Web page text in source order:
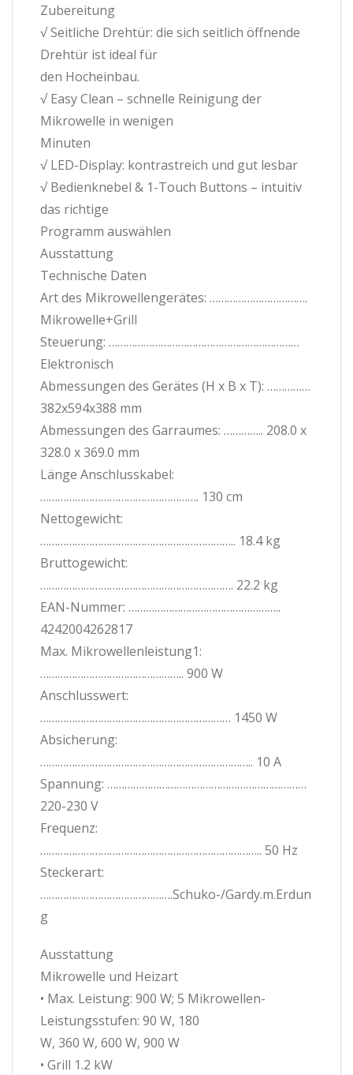
Zubereitung
√ Seitliche Drehtür: die sich seitlich öffnende
Drehtür ist ideal für
den Hocheinbau.
√ Easy Clean – schnelle Reinigung der
Mikrowelle in wenigen
Minuten
√ LED-Display: kontrastreich und gut lesbar
√ Bedienknebel & 1-Touch Buttons – intuitiv
das richtige
Programm auswählen
Ausstattung
Technische Daten
Art des Mikrowellengerätes: …………………………….
Mikrowelle+Grill
Steuerung: …………………………………………………………
Elektronisch
Abmessungen des Gerätes (H x B x T): ……………
382x594x388 mm
Abmessungen des Garraumes: ………….. 208.0 x
328.0 x 369.0 mm
Länge Anschlusskabel:
………………………………………………. 130 cm
Nettogewicht:
………………………………………………………….. 18.4 kg
Bruttogewicht:
…………………………………………………………. 22.2 kg
EAN-Nummer: ……………………………………………..
4242004262817
Max. Mikrowellenleistung1:
………………………………………….. 900 W
Anschlusswert:
………………………………………………………… 1450 W
Absicherung:
……………………………………………………………….. 10 A
Spannung: ……………………………………………………………
220-230 V
Frequenz:
………………………………………………………………….. 50 Hz
Steckerart:
……………………………………….Schuko-/Gardy.m.Erdun
g
Ausstattung
Mikrowelle und Heizart
• Max. Leistung: 900 W; 5 Mikrowellen-
Leistungsstufen: 90 W, 180
W, 360 W, 600 W, 900 W
• Grill 1.2 kW